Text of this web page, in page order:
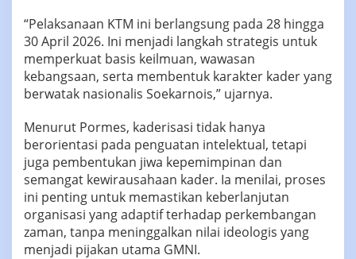
“Pelaksanaan KTM ini berlangsung pada 28 hingga
30 April 2026. Ini menjadi langkah strategis untuk
memperkuat basis keilmuan, wawasan
kebangsaan, serta membentuk karakter kader yang
berwatak nasionalis Soekarnois,” ujarnya.
Menurut Pormes, kaderisasi tidak hanya
berorientasi pada penguatan intelektual, tetapi
juga pembentukan jiwa kepemimpinan dan
semangat kewirausahaan kader. Ia menilai, proses
ini penting untuk memastikan keberlanjutan
organisasi yang adaptif terhadap perkembangan
zaman, tanpa meninggalkan nilai ideologis yang
menjadi pijakan utama GMNI.